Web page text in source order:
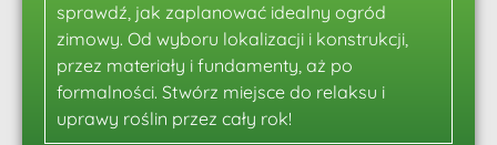
sprawdź, jak zaplanować idealny ogród
zimowy. Od wyboru lokalizacji i konstrukcji,
przez materiały i fundamenty, aż po
formalności. Stwórz miejsce do relaksu i
uprawy roślin przez cały rok!